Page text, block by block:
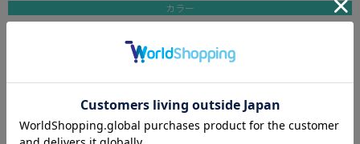
カラー
モデル
ぴょな 身長160cm/Sサイズ
れみ 身長165cm/Sサイズ
まお 身長158cm/Sサイズ